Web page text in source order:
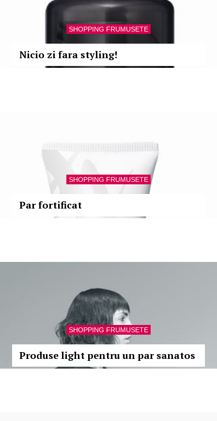
SHOPPING FRUMUSETE
Nicio zi fara styling!
SHOPPING FRUMUSETE
Par fortificat
SHOPPING FRUMUSETE
Produse light pentru un par sanatos